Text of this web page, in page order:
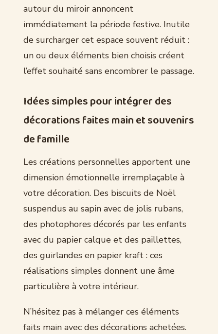
autour du miroir annoncent
immédiatement la période festive. Inutile
de surcharger cet espace souvent réduit :
un ou deux éléments bien choisis créent
l’effet souhaité sans encombrer le passage.
Idées simples pour intégrer des
décorations faites main et souvenirs
de famille
Les créations personnelles apportent une
dimension émotionnelle irremplaçable à
votre décoration. Des biscuits de Noël
suspendus au sapin avec de jolis rubans,
des photophores décorés par les enfants
avec du papier calque et des paillettes,
des guirlandes en papier kraft : ces
réalisations simples donnent une âme
particulière à votre intérieur.
N’hésitez pas à mélanger ces éléments
faits main avec des décorations achetées.